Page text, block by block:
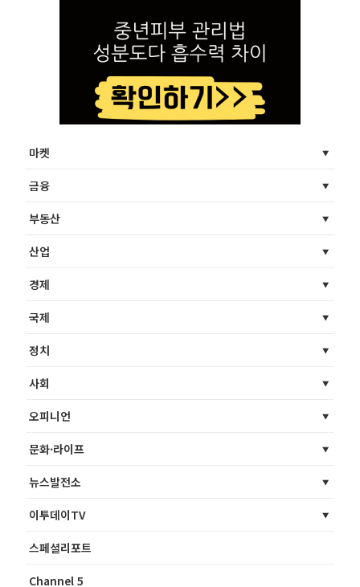
마켓
금융
부동산
산업
경제
국제
정치
사회
오피니언
문화·라이프
뉴스발전소
이투데이TV
스페셜리포트
Channel 5